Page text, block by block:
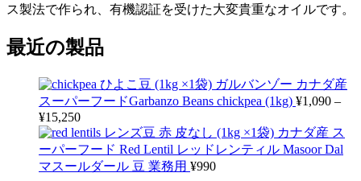
ス製法で作られ、有機認証を受けた大変貴重なオイルです。
最近の製品
ひよこ豆 (1kg ×1袋) ガルバンゾー カナダ産
スーパーフードGarbanzo Beans chickpea (1kg) ¥1,090 –
¥15,250
レンズ豆 赤 皮なし (1kg ×1袋) カナダ産 ス
ーパーフード Red Lentil レッドレンティル Masoor Dal
マスールダール 豆 業務用 ¥990